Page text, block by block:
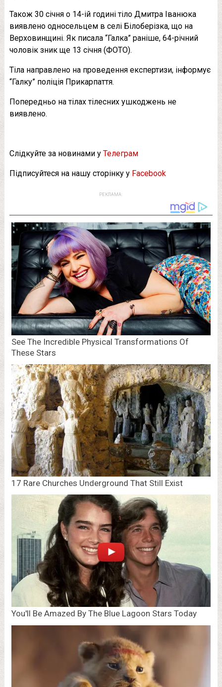
Також 30 січня о 14-ій годині тіло Дмитра Іванюка
виявлено односельцем в селі Білоберізка, що на
Верховинщині. Як писала “Галка” раніше, 64-річний
чоловік зник ще 13 січня (ФОТО).
Тіла направлено на проведення експертизи, інформує
“Галку” поліція Прикарпаття.
Попередньо на тілах тілесних ушкоджень не
виявлено.
Слідкуйте за новинами у Телеграм
Підписуйтеся на нашу сторінку у Facebook
РЕКЛАМА: